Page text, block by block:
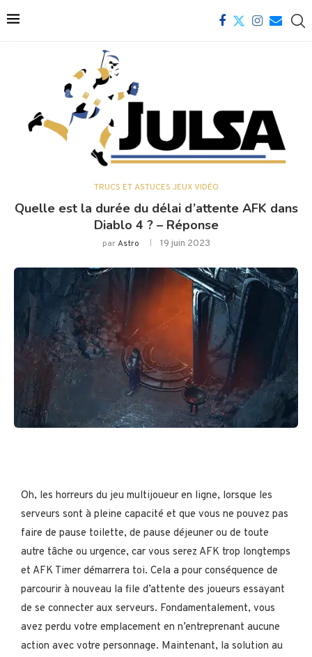
TRUCS ET ASTUCES JEUX VIDÉO
Quelle est la durée du délai d’attente AFK dans
Diablo 4 ? – Réponse
parAstro 19 juin 2023
Oh, les horreurs du jeu multijoueur en ligne, lorsque les
serveurs sont à pleine capacité et que vous ne pouvez pas
faire de pause toilette, de pause déjeuner ou de toute
autre tâche ou urgence, car vous serez AFK trop longtemps
et AFK Timer démarrera toi. Cela a pour conséquence de
parcourir à nouveau la file d’attente des joueurs essayant
de se connecter aux serveurs. Fondamentalement, vous
avez perdu votre emplacement en n’entreprenant aucune
action avec votre personnage. Maintenant, la solution au